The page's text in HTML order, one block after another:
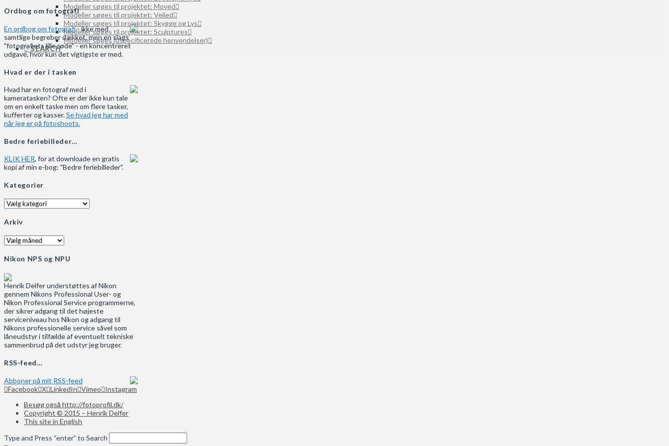
Modeller søges til projektet: Moved
Modeller søges til projektet: Veiled
Modeller søges til projektet: Skygge og Lys
Modeller søges til projektet: Sculptures
Modeller søges (uspecificerede henvendelser)
SEARCH
Ordbog om fotografi
En ordbog om fotografi- ikke med
samtlige begreber dækket, men en slags
"fotografiets lille røde" - en koncentreret
udgave, hvor kun det vigtigste er med.
Hvad er der i tasken
Hvad har en fotograf med i
kameratasken? Ofte er der ikke kun tale
om en enkelt taske men om flere tasker,
kufferter og kasser.Se hvad jeg har med
når jeg er på fotoshoots.
Bedre feriebilleder…
KLIK HER, for at downloade en gratis
kopi af min e-bog: "Bedre feriebilleder".
Kategorier
Kategorier
Arkiv
Arkiv
Nikon NPS og NPU
Henrik Delfer understøttes af Nikon
gennem Nikons Professional User- og
Nikon Professional Service programmerne,
der sikrer adgang til det højeste
serviceniveau hos Nikon og adgang til
Nikons professionelle service såvel som
låneudstyr i tilfælde af eventuelt tekniske
sammenbrud på det udstyr jeg bruger.
RSS-feed…
Abboner på mit RSS-feed
Facebook X LinkedIn Vimeo Instagram
Besøg også http://fotoprofil.dk/
Copyright © 2015 – Henrik Delfer
This site in English
Type and Press “enter” to Search